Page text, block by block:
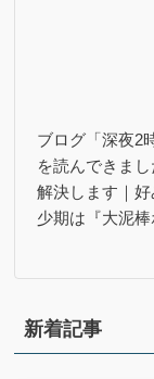
ブログ「深夜2
を読んできま
解決します｜
少期は『大泥棒
新着記事